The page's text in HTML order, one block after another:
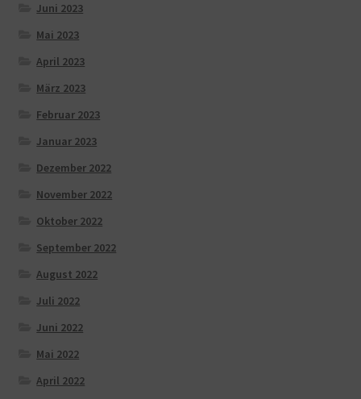
Juni 2023
Mai 2023
April 2023
März 2023
Februar 2023
Januar 2023
Dezember 2022
November 2022
Oktober 2022
September 2022
August 2022
Juli 2022
Juni 2022
Mai 2022
April 2022